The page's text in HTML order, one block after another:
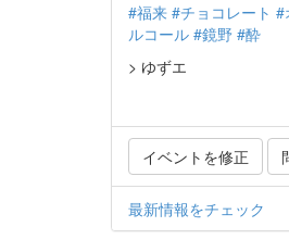
#福来 #チョコレート #
ルコール #鏡野 #酔
> ゆずエ
イベントを修正
最新情報をチェック